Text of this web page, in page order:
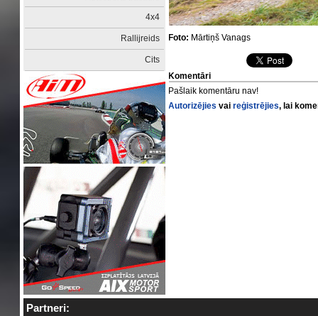
4x4
Rallijreids
Cits
Foto: Mārtiņš Vanags
Komentāri
Pašlaik komentāru nav!
Autorizējies vaireģistrējies, lai
Partneri: